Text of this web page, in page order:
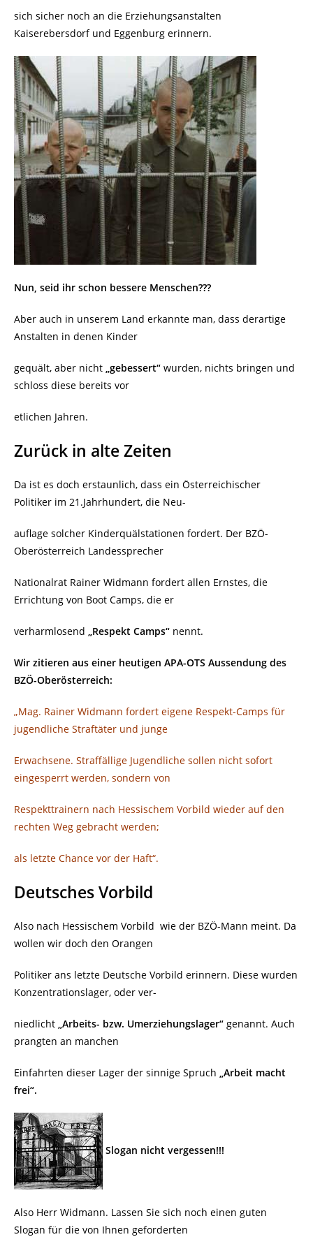
sich sicher noch an die Erziehungsanstalten
Kaiserebersdorf und Eggenburg erinnern.
Nun, seid ihr schon bessere Menschen???
Aber auch in unserem Land erkannte man, dass derartige
Anstalten in denen Kinder
gequält, aber nicht „gebessert“ wurden, nichts bringen und
schloss diese bereits vor
etlichen Jahren.
Zurück in alte Zeiten
Da ist es doch erstaunlich, dass ein Österreichischer
Politiker im 21.Jahrhundert, die Neu-
auflage solcher Kinderquälstationen fordert. Der BZÖ-
Oberösterreich Landessprecher
Nationalrat Rainer Widmann fordert allen Ernstes, die
Errichtung von Boot Camps, die er
verharmlosend „Respekt Camps“ nennt.
Wir zitieren aus einer heutigen APA-OTS Aussendung des
BZÖ-Oberösterreich:
„Mag. Rainer Widmann fordert eigene Respekt-Camps für
jugendliche Straftäter und junge
Erwachsene. Straffällige Jugendliche sollen nicht sofort
eingesperrt werden, sondern von
Respekttrainern nach Hessischem Vorbild wieder auf den
rechten Weg gebracht werden;
als letzte Chance vor der Haft“.
Deutsches Vorbild
Also nach Hessischem Vorbild wie der BZÖ-Mann meint. Da
wollen wir doch den Orangen
Politiker ans letzte Deutsche Vorbild erinnern. Diese wurden
Konzentrationslager, oder ver-
niedlicht „Arbeits- bzw. Umerziehungslager“ genannt. Auch
prangten an manchen
Einfahrten dieser Lager der sinnige Spruch „Arbeit macht
frei“.
Slogan nicht vergessen!!!
Also Herr Widmann. Lassen Sie sich noch einen guten
Slogan für die von Ihnen geforderten